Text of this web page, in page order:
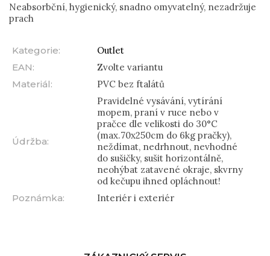
Neabsorbční, hygienický, snadno omyvatelný, nezadržuje
prach
Kategorie:
Outlet
EAN:
Zvolte variantu
Materiál: PVC bez ftalátů
Údržba:
Pravidelné vysávání, vytírání
mopem, praní v ruce nebo v
pračce dle velikosti do 30°C
(max.70x250cm do 6kg pračky),
neždímat, nedrhnout, nevhodné
do sušičky, sušit horizontálně,
neohýbat zatavené okraje, skvrny
od kečupu ihned opláchnout!
Poznámka: Interiér i exteriér